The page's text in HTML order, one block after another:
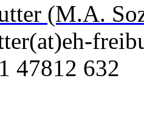
(M.A.
47812 632